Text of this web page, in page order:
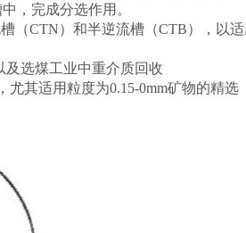
，完成分选作用。
（CTN）和半逆流槽（CTB），以适
选煤工业中重介质回收
尤其适用粒度为0.15-0mm矿物的精选